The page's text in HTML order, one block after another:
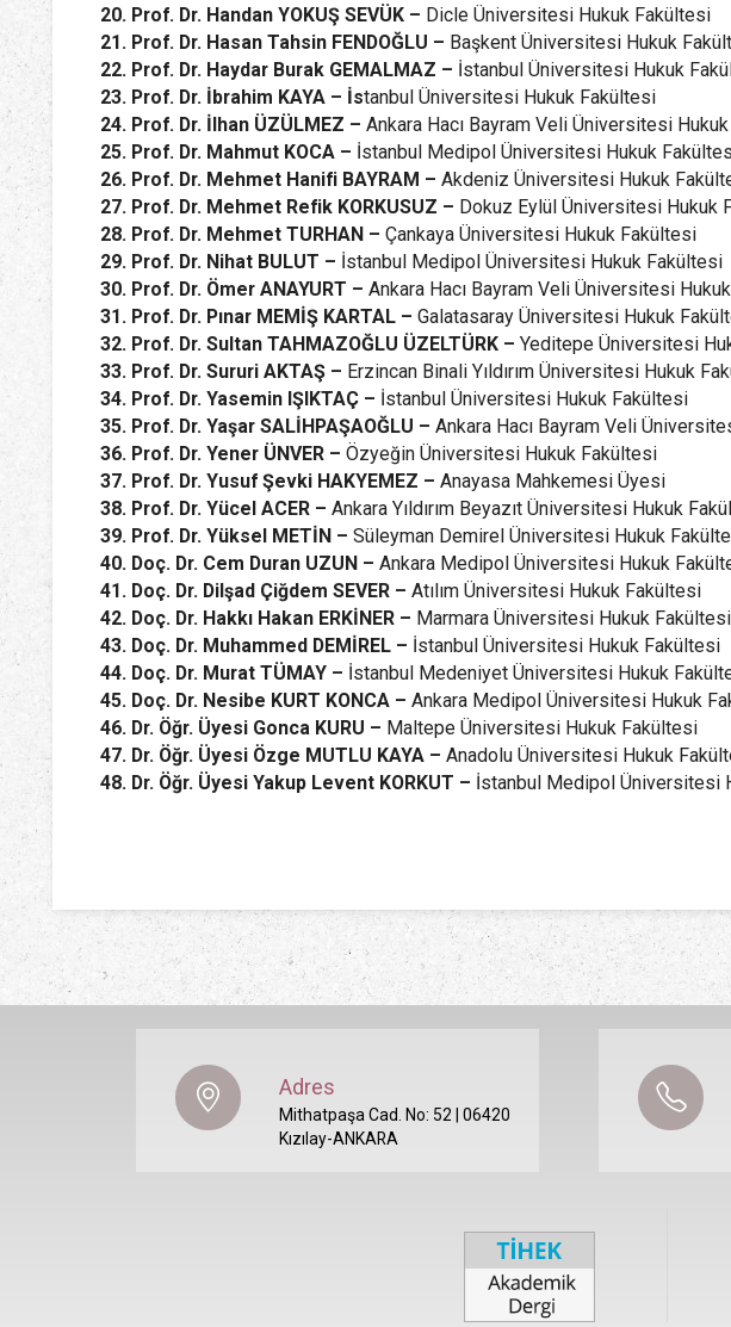
20. Prof. Dr. Handan YOKUŞ SEVÜK – Dicle Üniversitesi Hukuk Fakültesi
21. Prof. Dr. Hasan Tahsin FENDOĞLU – Başkent Üniversitesi Hukuk
22. Prof. Dr. Haydar Burak GEMALMAZ – İstanbul Üniversitesi Hukuk
23. Prof. Dr. İbrahim KAYA – İstanbul Üniversitesi Hukuk Fakültesi
24. Prof. Dr. İlhan ÜZÜLMEZ – Ankara Hacı Bayram Veli Üniversitesi
25. Prof. Dr. Mahmut KOCA – İstanbul Medipol Üniversitesi Hukuk
26. Prof. Dr. Mehmet Hanifi BAYRAM – Akdeniz Üniversitesi Hukuk
27. Prof. Dr. Mehmet Refik KORKUSUZ – Dokuz Eylül Üniversitesi Hukuk
28. Prof. Dr. Mehmet TURHAN – Çankaya Üniversitesi Hukuk Fakültesi
29. Prof. Dr. Nihat BULUT – İstanbul Medipol Üniversitesi Hukuk Fakültesi
30. Prof. Dr. Ömer ANAYURT – Ankara Hacı Bayram Veli Üniversitesi
31. Prof. Dr. Pınar MEMİŞ KARTAL – Galatasaray Üniversitesi Hukuk
32. Prof. Dr. Sultan TAHMAZOĞLU ÜZELTÜRK – Yeditepe Üniversitesi
33. Prof. Dr. Sururi AKTAŞ – Erzincan Binali Yıldırım Üniversitesi Hukuk
34. Prof. Dr. Yasemin IŞIKTAÇ – İstanbul Üniversitesi Hukuk Fakültesi
35. Prof. Dr. Yaşar SALİHPAŞAOĞLU – Ankara Hacı Bayram Veli
36. Prof. Dr. Yener ÜNVER – Özyeğin Üniversitesi Hukuk Fakültesi
37. Prof. Dr. Yusuf Şevki HAKYEMEZ – Anayasa Mahkemesi Üyesi
38. Prof. Dr. Yücel ACER – Ankara Yıldırım Beyazıt Üniversitesi Hukuk
39. Prof. Dr. Yüksel METİN – Süleyman Demirel Üniversitesi Hukuk
40. Doç. Dr. Cem Duran UZUN – Ankara Medipol Üniversitesi Hukuk
41. Doç. Dr. Dilşad Çiğdem SEVER – Atılım Üniversitesi Hukuk Fakültesi
42. Doç. Dr. Hakkı Hakan ERKİNER – Marmara Üniversitesi Hukuk Fakültesi
43. Doç. Dr. Muhammed DEMİREL – İstanbul Üniversitesi Hukuk Fakültesi
44. Doç. Dr. Murat TÜMAY – İstanbul Medeniyet Üniversitesi Hukuk
45. Doç. Dr. Nesibe KURT KONCA – Ankara Medipol Üniversitesi Hukuk
46. Dr. Öğr. Üyesi Gonca KURU – Maltepe Üniversitesi Hukuk Fakültesi
47. Dr. Öğr. Üyesi Özge MUTLU KAYA – Anadolu Üniversitesi Hukuk
48. Dr. Öğr. Üyesi Yakup Levent KORKUT – İstanbul Medipol Üniversitesi
Adres
Mithatpaşa Cad. No: 52 | 06420
Kızılay-ANKARA